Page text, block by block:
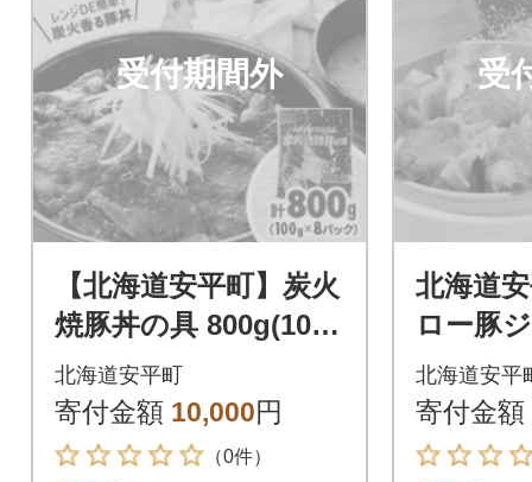
受付期間外
【北海道安平町】炭火
焼豚丼の具 800g(100g
×8パック)
北海道安平町
寄付金額 10,000円
（0件）
受
北海道
ロー豚
ゅうま
カンセ
北海道安平
寄付金額